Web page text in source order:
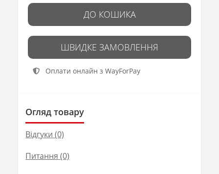
ДО КОШИКА
ШВИДКЕ ЗАМОВЛЕННЯ
Оплати онлайн з WayForPay
Огляд товару
Відгуки (0)
Питання (0)